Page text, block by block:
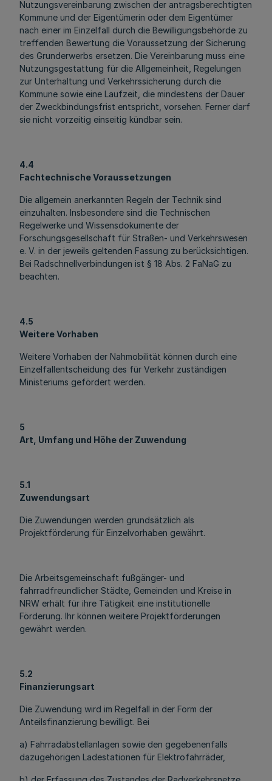
Nutzungsvereinbarung zwischen der antragsberechtigten
Kommune und der Eigentümerin oder dem Eigentümer
nach einer im Einzelfall durch die Bewilligungsbehörde zu
treffenden Bewertung die Voraussetzung der Sicherung
des Grunderwerbs ersetzen. Die Vereinbarung muss eine
Nutzungsgestattung für die Allgemeinheit, Regelungen
zur Unterhaltung und Verkehrssicherung durch die
Kommune sowie eine Laufzeit, die mindestens der Dauer
der Zweckbindungsfrist entspricht, vorsehen. Ferner darf
sie nicht vorzeitig einseitig kündbar sein.
4.4
Fachtechnische Voraussetzungen
Die allgemein anerkannten Regeln der Technik sind
einzuhalten. Insbesondere sind die Technischen
Regelwerke und Wissensdokumente der
Forschungsgesellschaft für Straßen- und Verkehrswesen
e. V. in der jeweils geltenden Fassung zu berücksichtigen.
Bei Radschnellverbindungen ist § 18 Abs. 2 FaNaG zu
beachten.
4.5
Weitere Vorhaben
Weitere Vorhaben der Nahmobilität können durch eine
Einzelfallentscheidung des für Verkehr zuständigen
Ministeriums gefördert werden.
5
Art, Umfang und Höhe der Zuwendung
5.1
Zuwendungsart
Die Zuwendungen werden grundsätzlich als
Projektförderung für Einzelvorhaben gewährt.
Die Arbeitsgemeinschaft fußgänger- und
fahrradfreundlicher Städte, Gemeinden und Kreise in
NRW erhält für ihre Tätigkeit eine institutionelle
Förderung. Ihr können weitere Projektförderungen
gewährt werden.
5.2
Finanzierungsart
Die Zuwendung wird im Regelfall in der Form der
Anteilsfinanzierung bewilligt. Bei
a) Fahrradabstellanlagen sowie den gegebenenfalls
dazugehörigen Ladestationen für Elektrofahrräder,